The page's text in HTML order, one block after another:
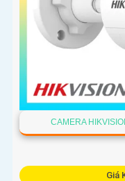
CAMERA
Giá